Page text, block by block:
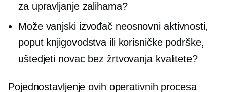
za upravljanje zalihama?
Može vanjski izvođač neosnovni aktivnosti,
poput knjigovodstva ili korisničke podrške,
uštedjeti novac bez žrtvovanja kvalitete?
Pojednostavljenje ovih operativnih procesa